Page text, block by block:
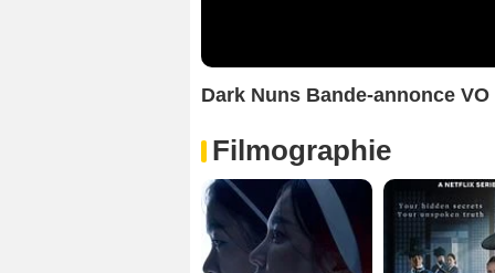
Dark Nuns Bande-annonce VO
Filmographie